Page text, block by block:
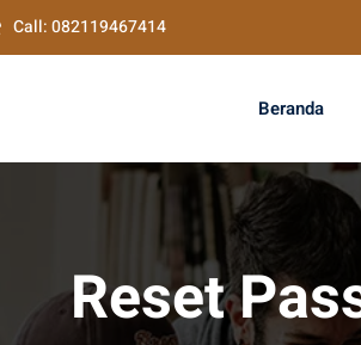
Call: 082119467414
Beranda
Reset